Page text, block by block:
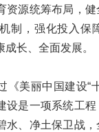
资源统筹布局，
制，强化投入保
长、全面发展。
美丽中国建设“
设是一项系统工程
水、净土保卫战